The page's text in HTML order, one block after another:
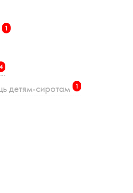
1
детям-сиротам 1